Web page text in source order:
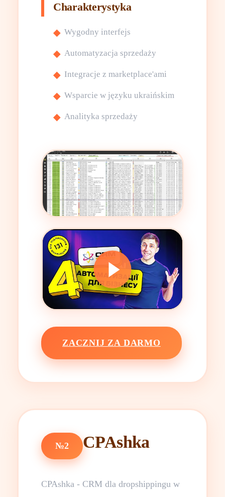
Charakterystyka
Wygodny interfejs
Automatyzacja sprzedaży
Integracje z marketplace'ami
Wsparcie w języku ukraińskim
Analityka sprzedaży
ZACZNIJ ZA DARMO
№2 CPAshka
CPAshka - CRM dla dropshippingu w